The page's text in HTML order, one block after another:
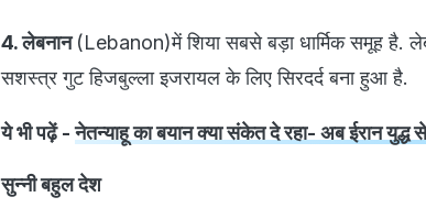
4. लेबनान(Lebanon)में शिया सबसे बड़ा धार्मिक समूह है.
सशस्त्र गुट हिजबुल्ला इजरायल के लिए सिरदर्द बना हुआ है.
ये भी पढ़ें -नेतन्याहू का बयान क्या संकेत दे रहा- अब ईरान
सुन्नी बहुल देश